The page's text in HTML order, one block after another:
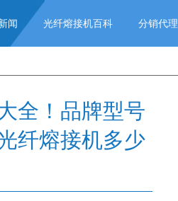
闻 光纤熔接机百科 分销代理
全！品牌型号
纤熔接机多少